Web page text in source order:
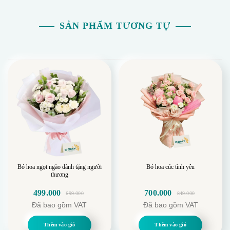
thành, sự quan tâm và những khoảnh khắc ngọt ngào
SẢN PHẨM TƯƠNG TỰ
Bó hoa ngọt ngào dành tặng người
thương
699.000
gốc
499.000
hiện
Đã bao gồm VAT
Thêm vào giỏ
Bó hoa cúc tình yêu
849.000
gốc
700.000
hiện
Đã bao gồm VAT
Thêm vào giỏ